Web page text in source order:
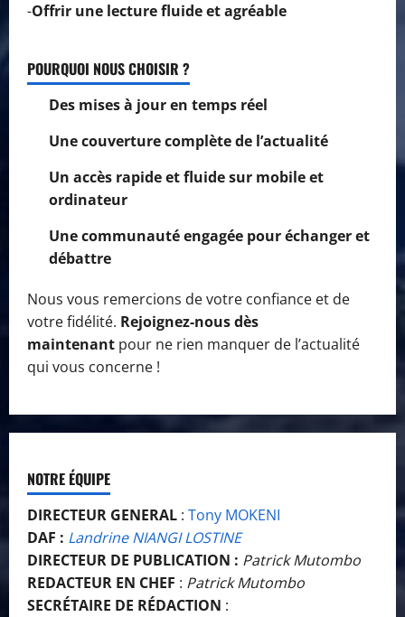
-Offrir une lecture fluide et agréable
POURQUOI NOUS CHOISIR ?
Des mises à jour en temps réel
Une couverture complète de l’actualité
Un accès rapide et fluide sur mobile et
ordinateur
Une communauté engagée pour échanger et
débattre
Nous vous remercions de votre confiance et de
votre fidélité. Rejoignez-nous dès
maintenant pour ne rien manquer de l’actualité
qui vous concerne !
NOTRE ÉQUIPE
DIRECTEUR GENERAL : Tony MOKENI
DAF : Landrine NIANGI LOSTINE
DIRECTEUR DE PUBLICATION : Patrick Mutombo
REDACTEUR EN CHEF : Patrick Mutombo
SECRÉTAIRE DE RÉDACTION :